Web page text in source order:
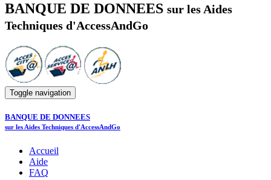
BANQUE DE DONNEES sur les Aides
Techniques d'AccessAndGo
Toggle navigation
BANQUE DE DONNEES
sur les Aides Techniques d'AccessAndGo
Accueil
Aide
FAQ